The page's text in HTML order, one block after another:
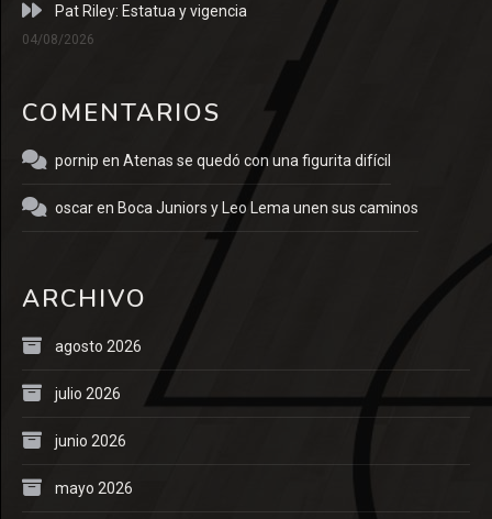
Pat Riley: Estatua y vigencia
04/08/2026
COMENTARIOS
pornip en Atenas se quedó con una figurita difícil
oscaren Boca Juniors y Leo Lema unen sus caminos
ARCHIVO
agosto 2026
julio 2026
junio 2026
mayo 2026